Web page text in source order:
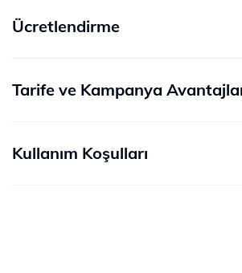
Ücretlendirme
Tarife ve Kampanya
Kullanım Koşulları